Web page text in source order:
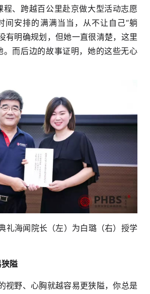
程、跨越百公里赴京做大型活动志愿
间安排的满满当当，从不让自己“躺
有明确规划，但她一直很清楚，这里
。而后边的故事证明，她的这些无心
礼海闻院长（左）为白璐（右）授学
隘
视野、心胸就越容易更狭隘，你总是